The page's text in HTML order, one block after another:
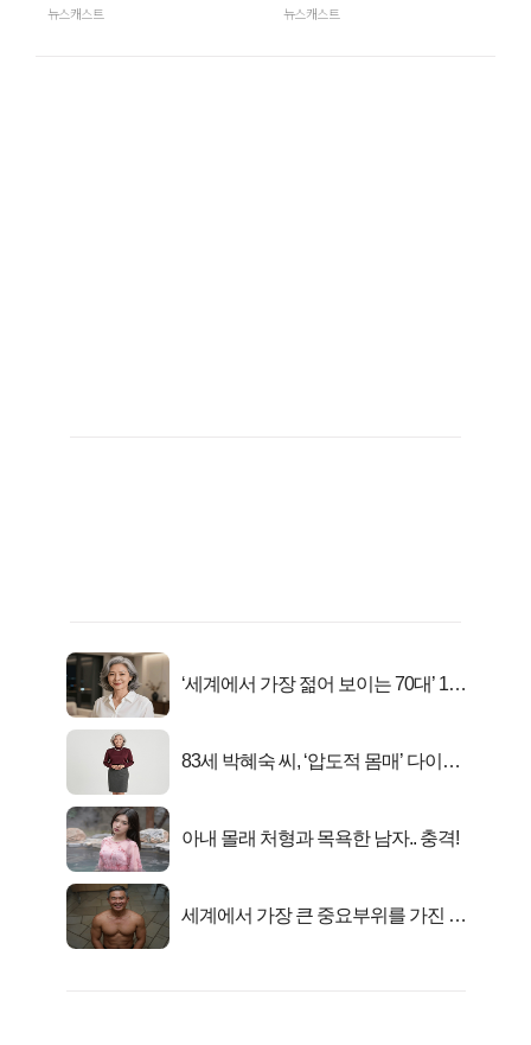
뉴스캐스트 뉴스캐스트
‘세계에서 가장 젊어 보이는 70대’ 1위
83세 박혜숙 씨, ‘압도적 몸매’ 다이어
아내 몰래 처형과 목욕한 남자.. 충격!
세계에서 가장 큰 중요부위를 가진 남